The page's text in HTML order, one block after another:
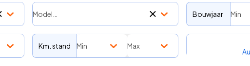
Model… Bouwjaar Min
Km. stand Min Max
Transmissie